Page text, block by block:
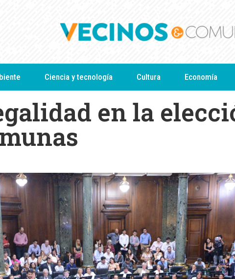
Ciencia y tecnología Cultura Economía
en la